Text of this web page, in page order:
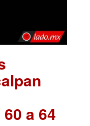
a 64